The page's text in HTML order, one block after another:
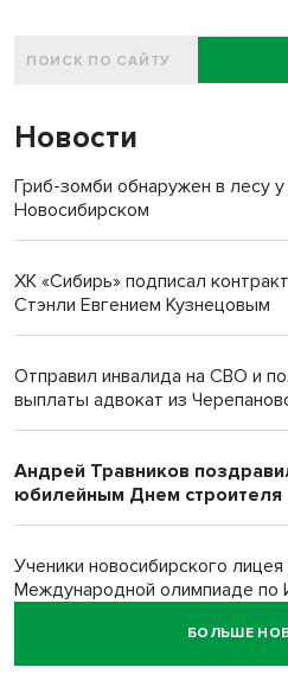
Новости
Гриб-зомби обнаружен в лесу
Новосибирском
ХК «Сибирь» подписал
Стэнли Евгением Кузнецовым
Отправил инвалида на СВО и
выплаты адвокат из
Андрей Травников
юбилейным Днем строителя
Ученики новосибирского
Международной олимпиаде по
БОЛЬШЕ